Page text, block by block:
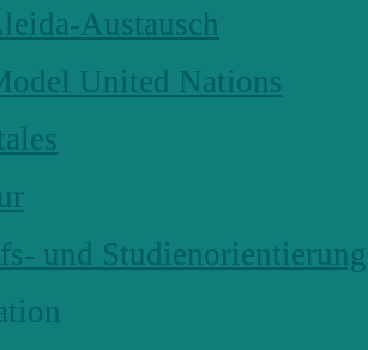
Austausch
United Nations
und Studienorientierung